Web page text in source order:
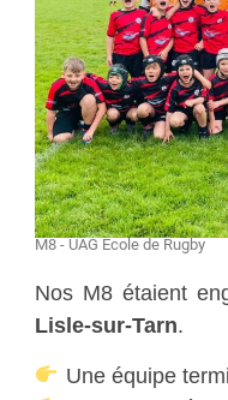
M8 - UAG École de Rugby
Nos M8 étaient
Lisle-sur-Tarn.
Une équipe